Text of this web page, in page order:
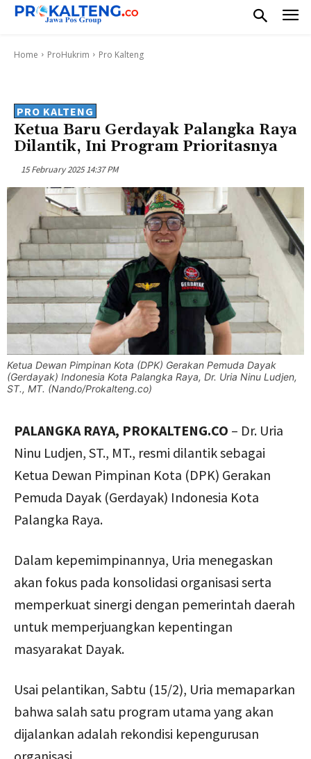
Home ProHukrim Pro Kalteng
PRO KALTENG
Ketua Baru Gerdayak Palangka Raya
Dilantik, Ini Program Prioritasnya
15 February 2025 14:37 PM
Ketua Dewan Pimpinan Kota (DPK) Gerakan Pemuda Dayak
(Gerdayak) Indonesia Kota Palangka Raya, Dr. Uria Ninu Ludjen,
ST., MT. (Nando/Prokalteng.co)
PALANGKA RAYA, PROKALTENG.CO – Dr. Uria
Ninu Ludjen, ST., MT., resmi dilantik sebagai
Ketua Dewan Pimpinan Kota (DPK) Gerakan
Pemuda Dayak (Gerdayak) Indonesia Kota
Palangka Raya.
Dalam kepemimpinannya, Uria menegaskan
akan fokus pada konsolidasi organisasi serta
memperkuat sinergi dengan pemerintah daerah
untuk memperjuangkan kepentingan
masyarakat Dayak.
Usai pelantikan, Sabtu (15/2), Uria memaparkan
bahwa salah satu program utama yang akan
dijalankan adalah rekondisi kepengurusan